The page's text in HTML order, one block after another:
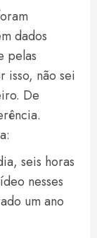
dados
pelas
isso, não sei
De
seis horas
nesses
um ano